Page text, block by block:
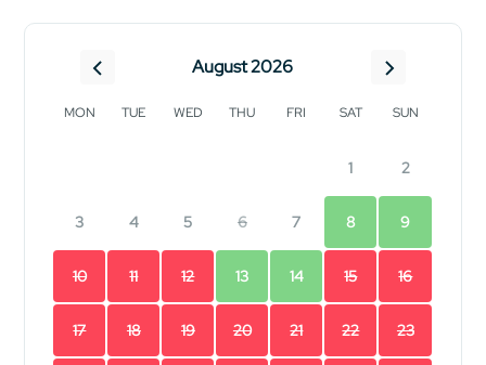
August 2026
MON TUE WED THU FRI SAT SUN
1 2
3 4 5 6 7 8 9
10 11 12 13 14 15 16
17 18 19 20 21 22 23